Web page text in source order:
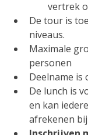
vertrek
De tour is
niveaus.
Maximale
personen
Deelname is
De lunch is
en kan
afrekenen